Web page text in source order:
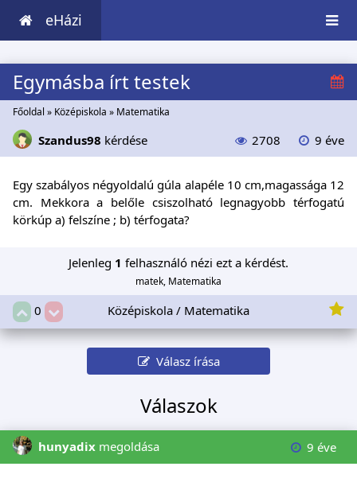
eHázi
Egymásba írt testek
Főoldal » Középiskola » Matematika
Szandus98 kérdése 2708 9 éve
Egy szabályos négyoldalú gúla alapéle 10 cm,magassága 12
cm. Mekkora a belőle csiszolható legnagyobb térfogatú
körkúp a) felszíne ; b) térfogata?
Jelenleg 1 felhasználó nézi ezt a kérdést.
matek, Matematika
0 Középiskola / Matematika
Válasz írása
Válaszok
hunyadix megoldása 9 éve